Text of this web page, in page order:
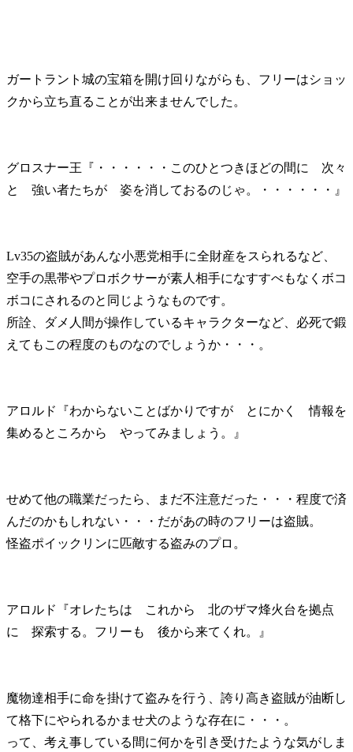
ガートラント城の宝箱を開け回りながらも、フリーはショッ
クから立ち直ることが出来ませんでした。
グロスナー王『・・・・・・このひとつきほどの間に 次々
と 強い者たちが 姿を消しておるのじゃ。・・・・・・』
Lv35の盗賊があんな小悪党相手に全財産をスられるなど、
空手の黒帯やプロボクサーが素人相手になすすべもなくボコ
ボコにされるのと同じようなものです。
所詮、ダメ人間が操作しているキャラクターなど、必死で鍛
えてもこの程度のものなのでしょうか・・・。
アロルド『わからないことばかりですが とにかく 情報を
集めるところから やってみましょう。』
せめて他の職業だったら、まだ不注意だった・・・程度で済
んだのかもしれない・・・だがあの時のフリーは盗賊。
怪盗ポイックリンに匹敵する盗みのプロ。
アロルド『オレたちは これから 北のザマ烽火台を拠点
に 探索する。フリーも 後から来てくれ。』
魔物達相手に命を掛けて盗みを行う、誇り高き盗賊が油断し
て格下にやられるかませ犬のような存在に・・・。
って、考え事している間に何かを引き受けたような気がしま